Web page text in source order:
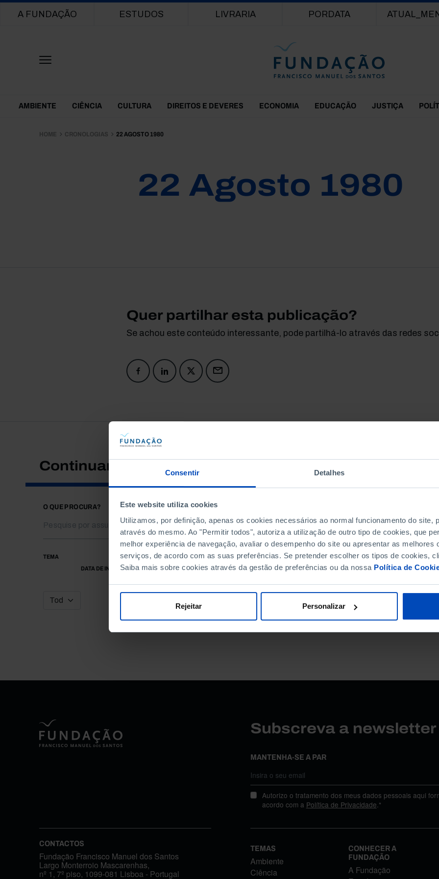
Consentir Detalhes
Este website utiliza cookies
Utilizamos, por definição, apenas os cookies necessários ao normal funcionamento do site,
através do mesmo. Ao "Permitir todos", autoriza a utilização de outro tipo de cookies, que
melhor experiência de navegação, avaliar o desempenho do site ou apresentar as melhores
serviços, de acordo com as suas preferências. Se pretender escolher os tipos de cookies,
Saiba mais sobre cookies através da gestão de preferências ou da nossa Política de
Rejeitar Personalizar
Main navigation
A FUNDAÇÃO ESTUDOS LIVRARIA PORDATA
Themes Menu
AMBIENTE CIÊNCIA CULTURA DIREITOS E DEVERES ECONOMIA EDUCAÇÃO JUSTIÇA
HOME CRONOLOGIAS 22 AGOSTO 1980
22 Agosto 1980
Quer partilhar esta publicação?
Se achou este conteúdo interessante, pode partilhá-lo através das redes
Continuar a pesquisar
O QUE PROCURA?
TEMA
DATA DE INÍCIO
DATA DE FIM
Subscreva a
MANTENHA-SE A PAR
Autorizo o tratamento dos meus dados pessoais aqui
acordo com a Política de Privacidade.*
CONTACTOS
Fundação Francisco Manuel dos Santos
Largo Monterroio Mascarenhas,
nº 1, 7º piso, 1099-081 Lisboa - Portugal
TEMAS
Ambiente
Ciência
CONHECER A
FUNDAÇÃO
A Fundação